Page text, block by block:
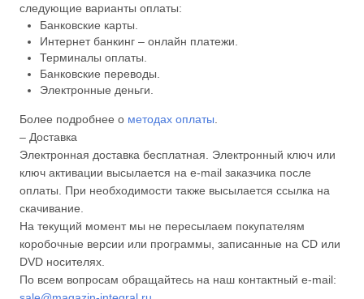
следующие варианты оплаты:
Банковские карты.
Интернет банкинг – онлайн платежи.
Терминалы оплаты.
Банковские переводы.
Электронные деньги.
Более подробнее о методах оплаты
– Доставка
Электронная доставка бесплатная. Электронный ключ или
ключ активации высылается на e-mail заказчика после
оплаты. При необходимости также высылается ссылка на
скачивание.
На текущий момент мы не пересылаем покупателям
коробочные версии или программы, записанные на CD или
DVD носителях.
По всем вопросам обращайтесь на наш контактный e-mail: